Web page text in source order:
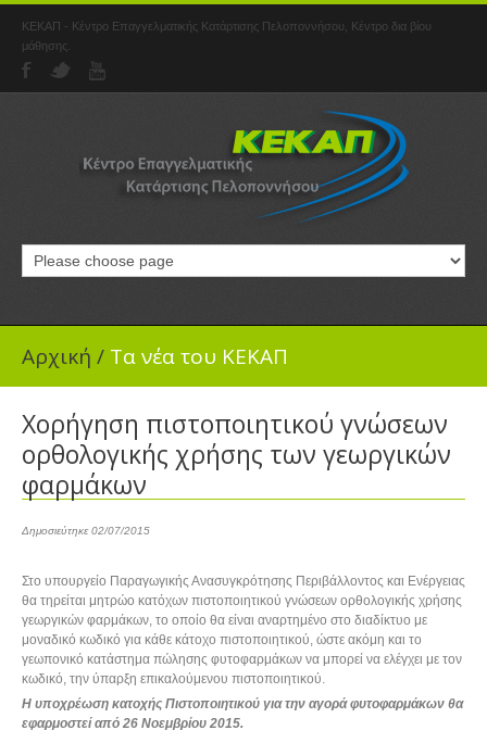
ΚΕΚΑΠ - Κέντρο Επαγγελματικής Κατάρτισης Πελοποννήσου, Κέντρο δια βίου
μάθησης.
Αρχική / Τα νέα του ΚΕΚΑΠ
Χορήγηση πιστοποιητικού γνώσεων
ορθολογικής χρήσης των γεωργικών
φαρμάκων
Δημοσιεύτηκε 02/07/2015
Στο υπουργείο Παραγωγικής Ανασυγκρότησης Περιβάλλοντος και Ενέργειας
θα τηρείται μητρώο κατόχων πιστοποιητικού γνώσεων ορθολογικής χρήσης
γεωργικών φαρμάκων, το οποίο θα είναι αναρτημένο στο διαδίκτυο με
μοναδικό κωδικό για κάθε κάτοχο πιστοποιητικού, ώστε ακόμη και το
γεωπονικό κατάστημα πώλησης φυτοφαρμάκων να μπορεί να ελέγχει με τον
κωδικό, την ύπαρξη επικαλούμενου πιστοποιητικού.
Η υποχρέωση κατοχής Πιστοποιητικού για την αγορά φυτοφαρμάκων θα
εφαρμοστεί από 26 Νοεμβρίου 2015.